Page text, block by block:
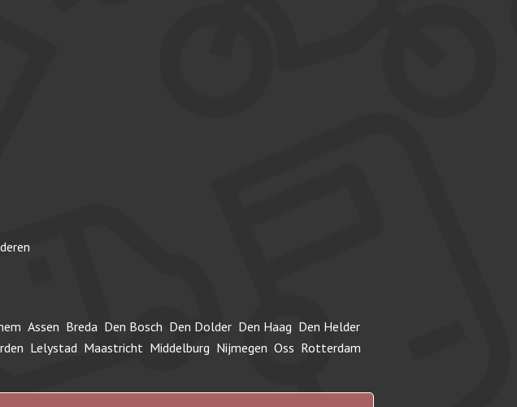
Assen Breda Den Bosch Den Dolder Den Haag Den Helder
Lelystad Maastricht Middelburg Nijmegen Oss Rotterdam